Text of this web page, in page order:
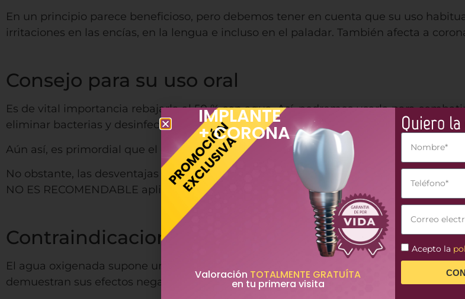
En un principio parece beneficioso, pero debemos tener en cuenta que su uso
irritaciones en las encías, en la lengua e incluso en el paladar. También afecta a
Consejo para su uso oral
Es de vital importancia rebajarla al 50 % con agua. Así, podremos usarla para
eliminar bacterias y desinfectar el cepillo de dientes.
Aún así, es primordial que el dentista nos recomiende una pasta dentífrica
No obstante, las desventajas que posee el uso de agua oxigenada como enjuague
NO ES RECOMENDABLE aplicar este tipo de métodos.
Contraindicaciones
El agua oxigenada supone un exceso de oxígeno para nuestra boca. Aunque puede
demuestran sus efectos negativos.
IMPLANTE
+ CORONA
Valoración TOTALMENTE GRATUÍTA
en tu primera visita
Quiero
Acepto la